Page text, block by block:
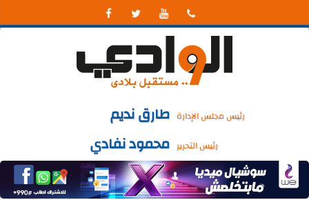
   
رئيس مجلس الإدارة طارق نديم
رئيس التحرير محمود نفادي